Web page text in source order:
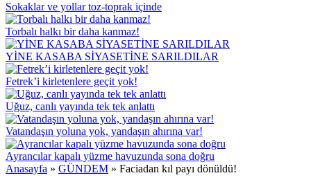
Sokaklar ve yollar toz-toprak içinde
Torbalı halkı bir daha kanmaz!
YİNE KASABA SİYASETİNE SARILDILAR
Fetrek’i kirletenlere geçit yok!
Uğuz, canlı yayında tek tek anlattı
Vatandaşın yoluna yok, yandaşın ahırına var!
Ayrancılar kapalı yüzme havuzunda sona doğru
Anasayfa » GÜNDEM » Faciadan kıl payı dönüldü!